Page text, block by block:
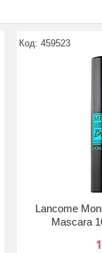
459523
Lancome
Mascara